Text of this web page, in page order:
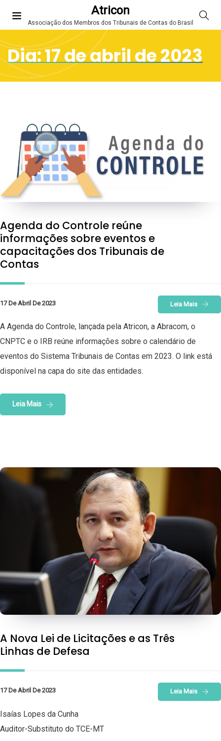
Atricon
Associação dos Membros dos Tribunais de Contas do Brasil
Dia:17 de abril de 2023
Agenda do Controle reúne
informações sobre eventos e
capacitações dos Tribunais de
Contas
17 De Abril De 2023 Leia Mais
A Agenda do Controle, lançada pela Atricon, a Abracom, o
CNPTC e o IRB reúne informações sobre o calendário de
eventos do Sistema Tribunais de Contas em 2023. O link está
disponível na capa do site das entidades.
Leia Mais
A Nova Lei de Licitações e as Três
Linhas de Defesa
17 De Abril De 2023 Leia Mais
Isaías Lopes da Cunha
Auditor-Substituto do TCE-MT